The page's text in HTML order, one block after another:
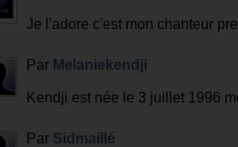
Je l'adore c'est mon chanteur
Par Melaniekendji
Kendji est née le 3 juillet 1996
Par Sidmaillé